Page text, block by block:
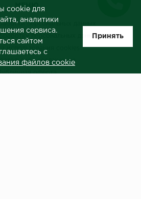
МЕНЮ
персональных данных
персональных данных
соглашение
оферта
cookie для
аналитики
сервиса.
сайтом
с
файлов cookie
Принять